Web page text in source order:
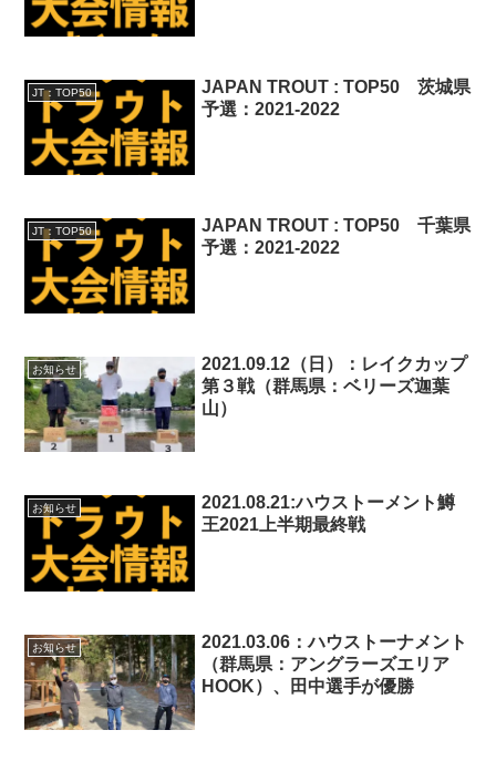
JT：TOP50
JAPAN TROUT : TOP50 茨城県
予選：2021-2022
JT：TOP50
JAPAN TROUT : TOP50 千葉県
予選：2021-2022
お知らせ
2021.09.12（日）：レイクカップ
第３戦（群馬県：ベリーズ迦葉
山）
お知らせ
2021.08.21:ハウストーメント鱒
王2021上半期最終戦
お知らせ
2021.03.06：ハウストーナメント
（群馬県：アングラーズエリア
HOOK）、田中選手が優勝